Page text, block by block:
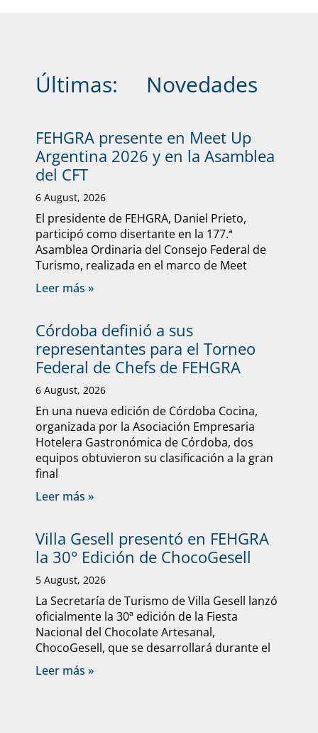
Últimas: Novedades
FEHGRA presente en Meet Up
Argentina 2026 y en la Asamblea
del CFT
6 August, 2026
El presidente de FEHGRA, Daniel Prieto,
participó como disertante en la 177.ª
Asamblea Ordinaria del Consejo Federal de
Turismo, realizada en el marco de Meet
Leer más »
Córdoba definió a sus
representantes para el Torneo
Federal de Chefs de FEHGRA
6 August, 2026
En una nueva edición de Córdoba Cocina,
organizada por la Asociación Empresaria
Hotelera Gastronómica de Córdoba, dos
equipos obtuvieron su clasificación a la gran
final
Leer más »
Villa Gesell presentó en FEHGRA
la 30° Edición de ChocoGesell
5 August, 2026
La Secretaría de Turismo de Villa Gesell lanzó
oficialmente la 30ª edición de la Fiesta
Nacional del Chocolate Artesanal,
ChocoGesell, que se desarrollará durante el
Leer más »